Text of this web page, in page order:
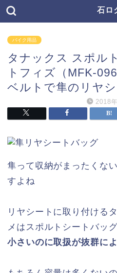
石ロ
バイク用品
タナックス スポル
トフィズ（MFK-
ベルトで隼のリヤ
2018
隼って収納がまったくな
すよね
リヤシートに取り付ける
メはスポルトシートバッ
小さいのに取扱が抜群に